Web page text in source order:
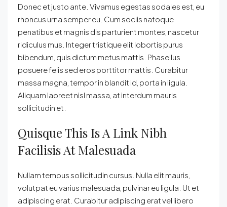
Donec et justo ante. Vivamus egestas sodales est, eu
rhoncus urna semper eu. Cum sociis natoque
penatibus et magnis dis parturient montes, nascetur
ridiculus mus. Integer tristique elit lobortis purus
bibendum, quis dictum metus mattis. Phasellus
posuere felis sed eros porttitor mattis. Curabitur
massa magna, tempor in blandit id, porta in ligula.
Aliquam laoreet nisl massa, at interdum mauris
sollicitudin et.
Quisque This Is A Link Nibh
Facilisis At Malesuada
Nullam tempus sollicitudin cursus. Nulla elit mauris,
volutpat eu varius malesuada, pulvinar eu ligula. Ut et
adipiscing erat. Curabitur adipiscing erat vel libero